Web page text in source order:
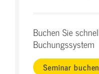
Buchen Sie
Buchungssystem
Seminar buchen